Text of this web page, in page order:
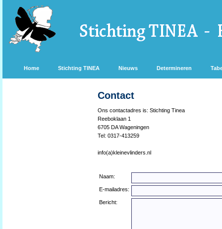
Home Stichting TINEA Nieuws Determineren
Contact
Ons contactadres is: Stichting Tinea
Reeboklaan 1
6705 DA Wageningen
Tel: 0317-413259
info(a)kleinevlinders.nl
Naam:
E-mailadres:
Bericht: